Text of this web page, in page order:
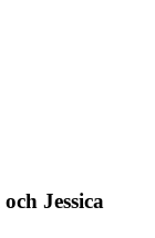
Jessica